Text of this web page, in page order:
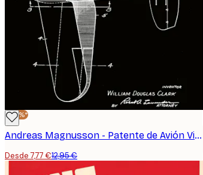
-40%*
Andreas Magnusson - Patente de Avión Vintage Póster
Desde 7,77 €12,95 €